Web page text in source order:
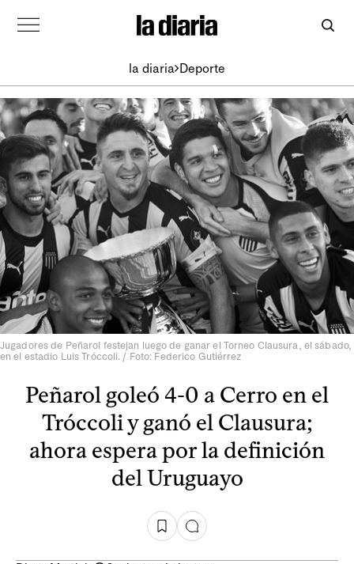
la diaria Deporte
Jugadores de Peñarol festejan luego de ganar el Torneo Clausura, el sábado,
en el estadio Luis Tróccoli. / Foto: Federico Gutiérrez
Peñarol goleó 4-0 a Cerro en el
Tróccoli y ganó el Clausura;
ahora espera por la definición
del Uruguayo